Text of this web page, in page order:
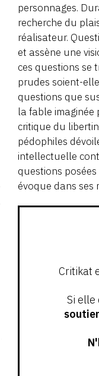
personnages.
recherche du
réalisateur.
et assène une
ces questions se
prudes soient-
questions que
la fable
critique du
pédophiles
intellectuelle
questions
évoque dans ses
Critikat
Si